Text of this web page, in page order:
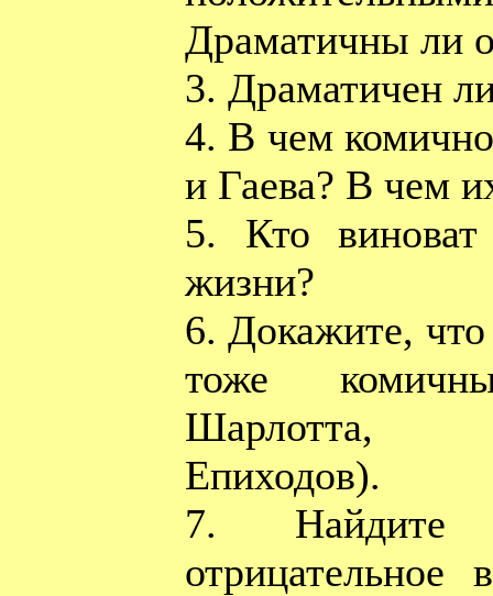
Драматичны ли
3. Драматичен
4. В чем
и Гаева? В чем
5. Кто
жизни?
6. Докажите,
тоже
Шарлотта,
Епиходов).
7. Найдите
отрицательное